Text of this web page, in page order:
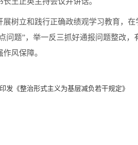
展树立和践行正确政绩观学习教育，
问题”，举一反三抓好通报问题整改
风保障。
发《整治形式主义为基层减负若干规定》